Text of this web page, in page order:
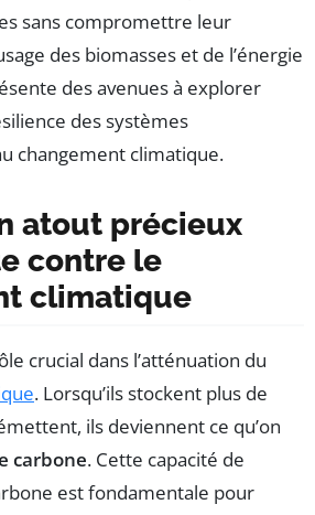
sans compromettre leur
des biomasses et de l’énergie
des avenues à explorer
des systèmes
changement climatique.
atout précieux
contre le
climatique
crucial dans l’atténuation du
. Lorsqu’ils stockent plus de
ils deviennent ce qu’on
carbone. Cette capacité de
est fondamentale pour